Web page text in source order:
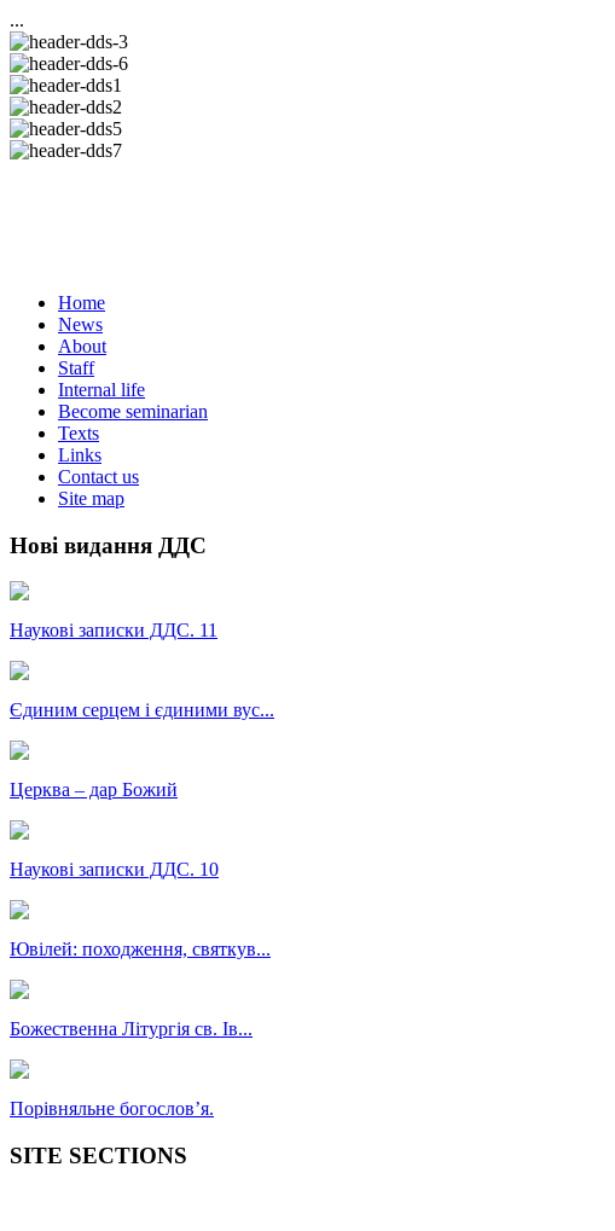
...
Home
News
About
Staff
Internal life
Become seminarian
Texts
Links
Contact us
Site map
Нові видання ДДС
Наукові записки ДДС. 11
Єдиним серцем і єдиними вус...
Церква – дар Божий
Наукові записки ДДС. 10
Ювілей: походження, святкув...
Божественна Літургія св. Ів...
Порівняльне богословʼя.
SITE SECTIONS